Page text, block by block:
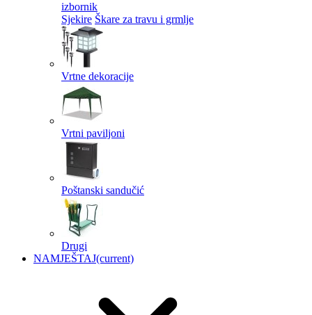
izbornik
Sjekire Škare za travu i grmlje
Vrtne dekoracije
Vrtni paviljoni
Poštanski sandučić
Drugi
NAMJEŠTAJ(current)